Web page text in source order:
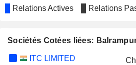
Relations Actives Relations
Sociétés Cotées liées:
ITC LIMITED